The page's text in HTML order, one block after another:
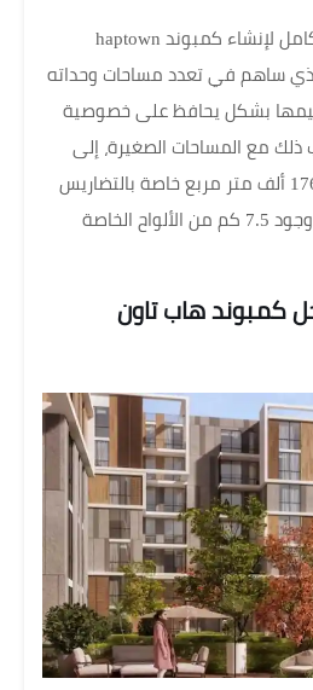
بالكامل لإنشاء كمبوند haptown
ساهم في تعدد مساحات وحداته
بشكل يحافظ على خصوصية
ذلك مع المساحات الصغيرة، إلى
جانب هذه الأفدنة، يوجد 176 ألف متر مربع خاصة بالتضاريس
المتوازنة والمفتوحة مع وجود 7.5 كم من الألواح الخاصة
كمبوند هاب تاون